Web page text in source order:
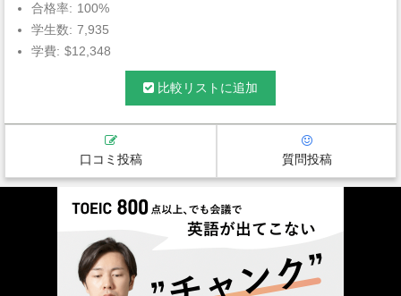
合格率: 100%
学生数: 7,935
学費: $12,348
比較リストに追加
口コミ投稿 質問投稿